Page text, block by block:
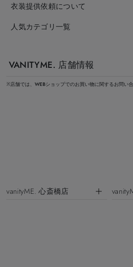
衣装提供依頼について
人気カテゴリ一覧
VANITYME. 店舗情報
※店舗では、WEBショップでのお買い物に関するお問い
vanityME. 心斎橋店